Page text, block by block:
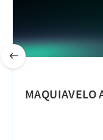
MAQUIAVELO